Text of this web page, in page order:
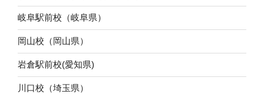
岐阜駅前校（岐阜県）
岡山校（岡山県）
岩倉駅前校(愛知県)
川口校（埼玉県）